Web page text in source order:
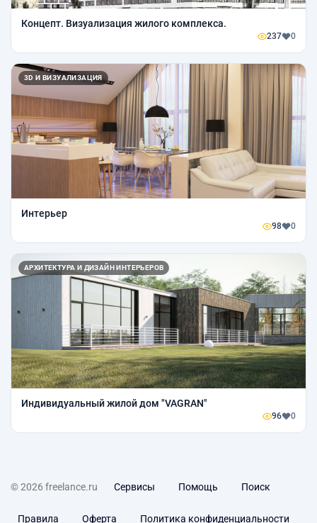
Концепт. Визуализация жилого комплекса.
237 0
3D И ВИЗУАЛИЗАЦИЯ
Интерьер
98 0
АРХИТЕКТУРА И ДИЗАЙН ИНТЕРЬЕРОВ
Индивидуальный жилой дом "VAGRAN"
96 0
© 2026 freelance.ru Сервисы Помощь Поиск
Правила Оферта Политика конфиденциальности